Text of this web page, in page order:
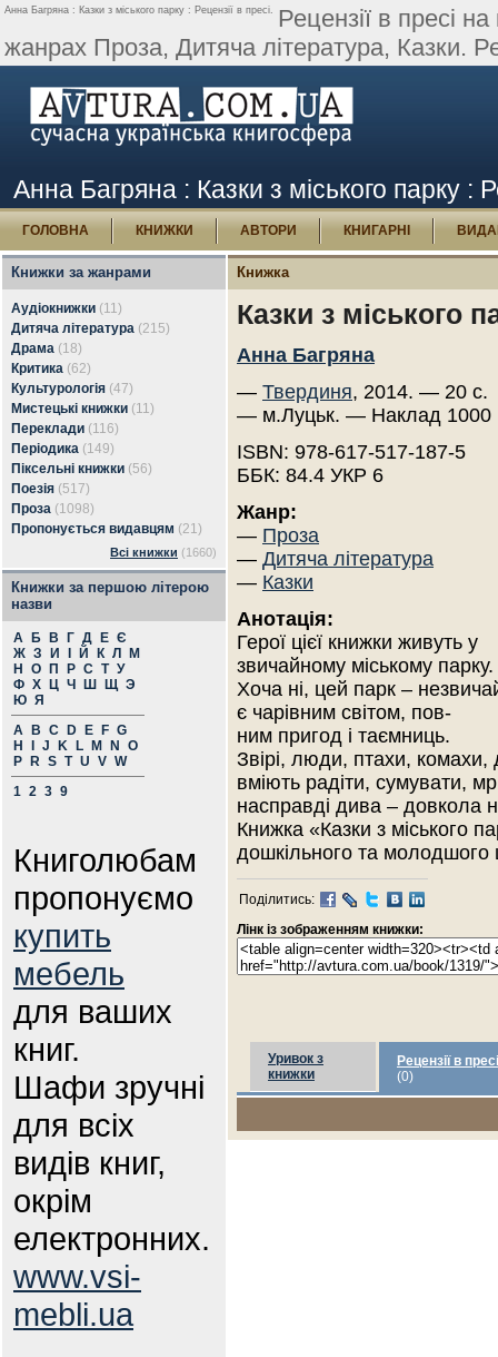
Анна Багряна : Казки з міського парку : Рецензії в пресі. Рецензії в пресі
жанрах Проза, Дитяча література, Казки.
Анна Багряна : Казки з міського парку :
ГОЛОВНА КНИЖКИ АВТОРИ КНИГАРНІ
Книжки за жанрами
Аудіокнижки (11)
Дитяча література (215)
Драма (18)
Критика (62)
Культурологія (47)
Мистецькі книжки (11)
Переклади (116)
Періодика (149)
Піксельні книжки (56)
Поезія (517)
Проза (1098)
Пропонується видавцям (21)
Всі книжки (1660)
Книжки за першою літерою
назви
А Б В Г Д Е Є
Ж З И Й К Л
М
Н
О П Р С Т У
Ф Х Ц Ч Ш Щ Э
Ю Я
A
B C D E F G
H
J K L M N
O
P
R S T U V W
1 2 3 9
Книголюбам
пропонуємо
купить
мебель
для ваших
книг.
Шафи зручні
для всіх
видів книг,
окрім
електронних.
www.vsi-
mebli.ua
Книжка
Казки з міського
Анна Багряна
— Твердиня, 2014. — 20 с.
— м.Луцьк. — Наклад 1000
ISBN: 978-617-517-187-5
ББК: 84.4 УКР 6
Жанр:
— Проза
— Дитяча література
— Казки
Анотація:
Герої цієї книжки живуть у
звичайному міському парку.
Хоча ні, цей парк –
є чарівним світом, пов-
ним пригод і таємниць.
Звірі, люди, птахи,
вміють радіти, сумувати,
насправді дива – довкола
Книжка «Казки з міського
дошкільного та молодшого
Поділитись:
Лінк із зображенням книжки:
Уривок з
книжки
Рецензії в пресі
(0)